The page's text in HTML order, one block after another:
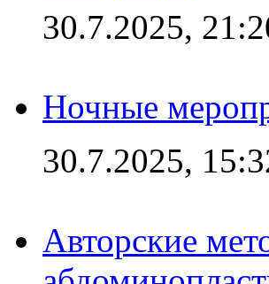
30.7.2025,
Ночные
30.7.2025,
Авторские